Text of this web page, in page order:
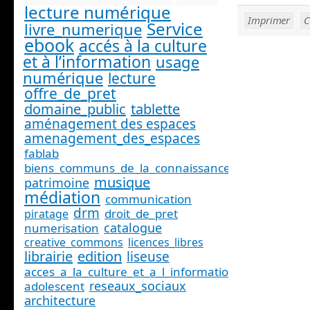
Imprimer
lecture numérique
livre_numerique Service
ebook accés à la culture
et à l’information usage
numérique lecture
offre_de_pret
domaine_public tablette
aménagement des espaces
amenagement_des_espaces
fablab
biens_communs_de_la_connaissance
patrimoine musique
médiation communication
piratage drm droit_de_pret
numerisation catalogue
creative_commons licences_libres
librairie edition liseuse
acces_a_la_culture_et_a_l_information_
adolescent reseaux_sociaux
architecture